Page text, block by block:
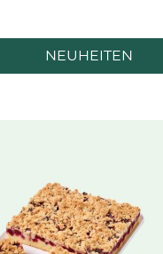
NEUHEITEN